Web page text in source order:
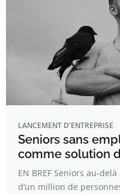
LANCEMENT D'ENTREPRISE
Seniors sans
comme solution
EN BREF Seniors au-
d’un million de